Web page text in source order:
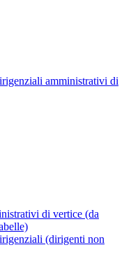
amministrativi di
di vertice (da
(dirigenti non